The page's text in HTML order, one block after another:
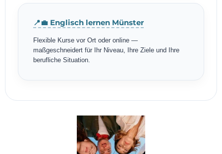
📍💼 Englisch lernen Münster
Flexible Kurse vor Ort oder online —
maßgeschneidert für Ihr Niveau, Ihre Ziele und Ihre
berufliche Situation.